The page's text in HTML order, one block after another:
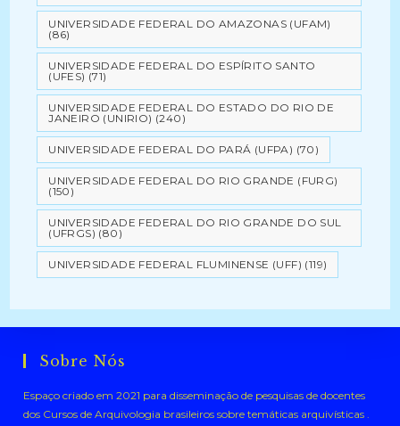
UNIVERSIDADE FEDERAL DO AMAZONAS (UFAM)
(86)
UNIVERSIDADE FEDERAL DO ESPÍRITO SANTO
(UFES) (71)
UNIVERSIDADE FEDERAL DO ESTADO DO RIO DE
JANEIRO (UNIRIO) (240)
UNIVERSIDADE FEDERAL DO PARÁ (UFPA) (70)
UNIVERSIDADE FEDERAL DO RIO GRANDE (FURG)
(150)
UNIVERSIDADE FEDERAL DO RIO GRANDE DO SUL
(UFRGS) (80)
UNIVERSIDADE FEDERAL FLUMINENSE (UFF) (119)
Sobre Nós
Espaço criado em 2021 para disseminação de pesquisas de docentes
dos Cursos de Arquivologia brasileiros sobre temáticas arquivísticas .